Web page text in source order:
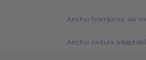
Ancho hombros: 46
Ancho cintura